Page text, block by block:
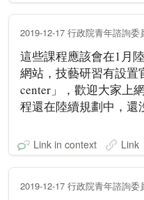
2019-12-17 行政院青年諮詢
這些課程應該會在1月
網站，技藝研習有設置
center」，歡迎大家上
程還在陸續規劃中，還
Link in context Link
2019-12-17 行政院青年諮詢